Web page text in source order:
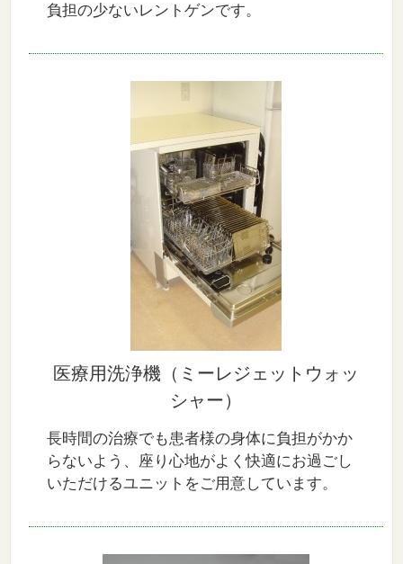
負担の少ないレントゲンです。
医療用洗浄機（ミーレジェットウォッ
シャー）
長時間の治療でも患者様の身体に負担がかか
らないよう、座り心地がよく快適にお過ごし
いただけるユニットをご用意しています。